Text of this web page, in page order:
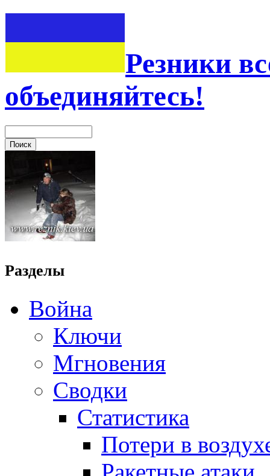
Резники
объединяйтесь!
Разделы
Война
Ключи
Мгновения
Сводки
Статистика
Потери в